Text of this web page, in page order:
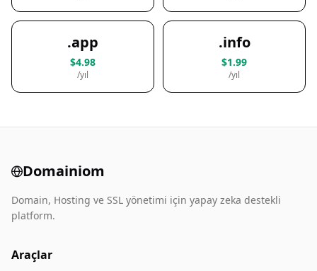
.app
$4.98
/yıl
.info
$1.99
/yıl
Domainiom
Domain, Hosting ve SSL yönetimi için yapay zeka destekli
platform.
Araçlar